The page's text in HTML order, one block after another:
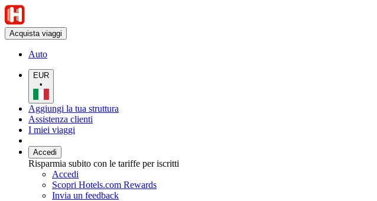
Acquista viaggi
Auto
EUR
•
Aggiungi la tua struttura
Assistenza clienti
I miei viaggi
Accedi
Risparmia subito con le tariffe per iscritti
Accedi
Scopri Hotels.com Rewards
Invia un feedback